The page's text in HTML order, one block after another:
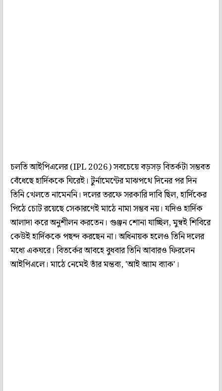
চলতি আইপিএলের (IPL 2026) সবচেয়ে বড়সড় বিতর্কটা সম্ভবত
বেঁধেছে হার্দিককে ঘিরেই। টুর্নামেন্টের মাঝপথে দিনের পর দিন
তিনি খেলতে নামেননি। দলের তরফে সরকারি দাবি ছিল, হার্দিকের
পিঠে চোট রয়েছে সেকারণেই মাঠে নামা সম্ভব নয়। যদিও হার্দিক
আলাদা করে অনুশীলন করতেন। গুঞ্জন শোনা যাচ্ছিল, মুম্বই শিবিরে
কেউই হার্দিককে পছন্দ করছেন না। অধিনায়ক হলেও তিনি দলের
মধ্যে একঘরে। বিতর্কের আবহে বুধবার তিনি আবারও ফিরলেন
আইপিএলে। মাঠে নেমেই তাঁর মন্তব্য, 'আই অ্যাম ব্যাক'।